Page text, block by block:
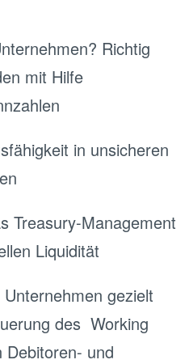
Richtig
mit Hilfe
in unsicheren
Treasury-Management
Liquidität
gezielt
des Working
Debitoren- und